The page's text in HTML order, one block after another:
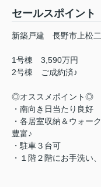
セールスポイント
新築戸建 長野市上松
1号棟 3,590万円
2号棟 ご成約済♪
◎オススメポイント◎
・南向き日当たり良好
・各居室収納＆ウォー
豊富♪
・駐車３台可
・１階２階にお手洗い